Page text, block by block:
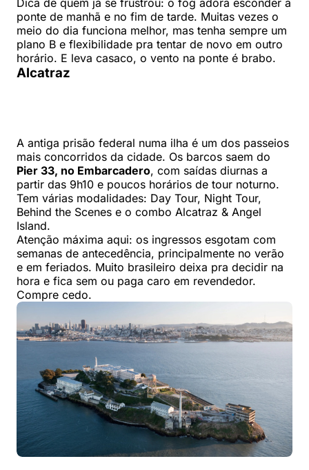
Dica de quem já se frustrou: o fog adora esconder a
ponte de manhã e no fim de tarde. Muitas vezes o
meio do dia funciona melhor, mas tenha sempre um
plano B e flexibilidade pra tentar de novo em outro
horário. E leva casaco, o vento na ponte é brabo.
Alcatraz
A antiga prisão federal numa ilha é um dos passeios
mais concorridos da cidade. Os barcos saem do
Pier 33, no Embarcadero, com saídas diurnas a
partir das 9h10 e poucos horários de tour noturno.
Tem várias modalidades: Day Tour, Night Tour,
Behind the Scenes e o combo Alcatraz & Angel
Island.
Atenção máxima aqui: os ingressos esgotam com
semanas de antecedência, principalmente no verão
e em feriados. Muito brasileiro deixa pra decidir na
hora e fica sem ou paga caro em revendedor.
Compre cedo.